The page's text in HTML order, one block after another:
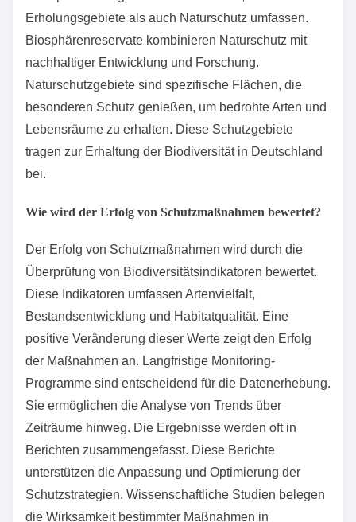
Einhaltung von Schutzmaßnahmen. Zudem werden
Bildungs- und Informationsangebote bereitgestellt, um
die Öffentlichkeit einzubeziehen.
Was sind die wichtigsten Arten von Schutzgebieten in
Deutschland?
Die wichtigsten Arten von Schutzgebieten in
Deutschland sind Nationalparks, Naturparks,
Nationalparks sind großflächige Gebiete, die der
Erhaltung der Natur dienen. Sie sind oft unberührt und
bieten Lebensraum für viele Tier- und Pflanzenarten.
Naturparks sind größere Landschaften, die sowohl
Erholungsgebiete als auch Naturschutz umfassen.
Biosphärenreservate kombinieren Naturschutz mit
nachhaltiger Entwicklung und Forschung.
Naturschutzgebiete sind spezifische Flächen, die
besonderen Schutz genießen, um bedrohte Arten und
Lebensräume zu erhalten. Diese Schutzgebiete
tragen zur Erhaltung der Biodiversität in Deutschland
bei.
Wie wird der Erfolg von Schutzmaßnahmen bewertet?